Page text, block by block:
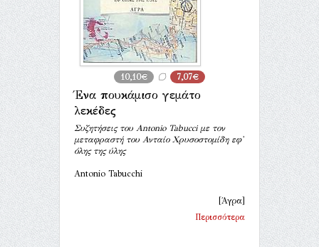
10,10€ 7,07€
Ένα πουκάμισο γεμάτο
λεκέδες
Συζητήσεις του Antonio Tabucci με τον
μεταφραστή του Ανταίο Χρυσοστομίδη εφ'
όλης της ύλης
Antonio Tabucchi
[Άγρα]
Περισσότερα